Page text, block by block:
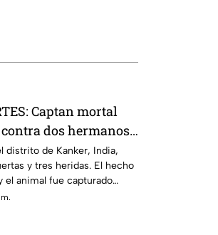
Captan mortal
dos hermanos
distrito de Kanker, India,
y tres heridas. El hecho
el animal fue capturado